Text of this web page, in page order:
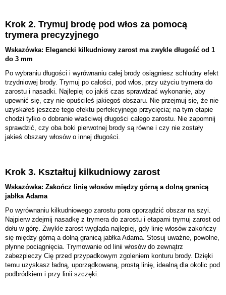
Krok 2. Trymuj brodę pod włos za pomocą
trymera precyzyjnego
Wskazówka: Elegancki kilkudniowy zarost ma zwykle długość od 1
do 3 mm
Po wybraniu długości i wyrównaniu całej brody osiągniesz schludny efekt
trzydniowej brody. Trymuj po całości, pod włos, przy użyciu trymera do
zarostu i nasadki. Najlepiej co jakiś czas sprawdzać wykonanie, aby
upewnić się, czy nie opuściłeś jakiegoś obszaru. Nie przejmuj się, że nie
uzyskałeś jeszcze tego efektu perfekcyjnego przycięcia; na tym etapie
chodzi tylko o dobranie właściwej długości całego zarostu. Nie zapomnij
sprawdzić, czy oba boki pierwotnej brody są równe i czy nie zostały
jakieś obszary włosów o innej długości.
Krok 3. Kształtuj kilkudniowy zarost
Wskazówka: Zakończ linię włosów między górną a dolną granicą
jabłka Adama
Po wyrównaniu kilkudniowego zarostu pora oporządzić obszar na szyi.
Najpierw zdejmij nasadkę z trymera do zarostu i etapami trymuj zarost od
dołu w górę. Zwykle zarost wygląda najlepiej, gdy linię włosów zakończy
się między górną a dolną granicą jabłka Adama. Stosuj uważne, powolne,
płynne pociągnięcia. Trymowanie od linii włosów do zewnątrz
zabezpieczy Cię przed przypadkowym zgoleniem konturu brody. Dzięki
temu uzyskasz ładną, uporządkowaną, prostą linię, idealną dla okolic pod
podbródkiem i przy linii szczęki.